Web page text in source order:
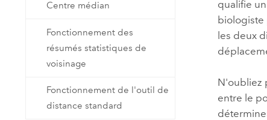
Centre médian
Fonctionnement des
résumés statistiques de
voisinage
Fonctionnement de l'outil de
distance standard
qualifie
biologiste
les deux
N'oubliez
entre le